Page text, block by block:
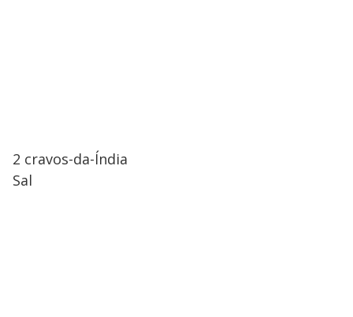
2 cravos-da-Índia
Sal